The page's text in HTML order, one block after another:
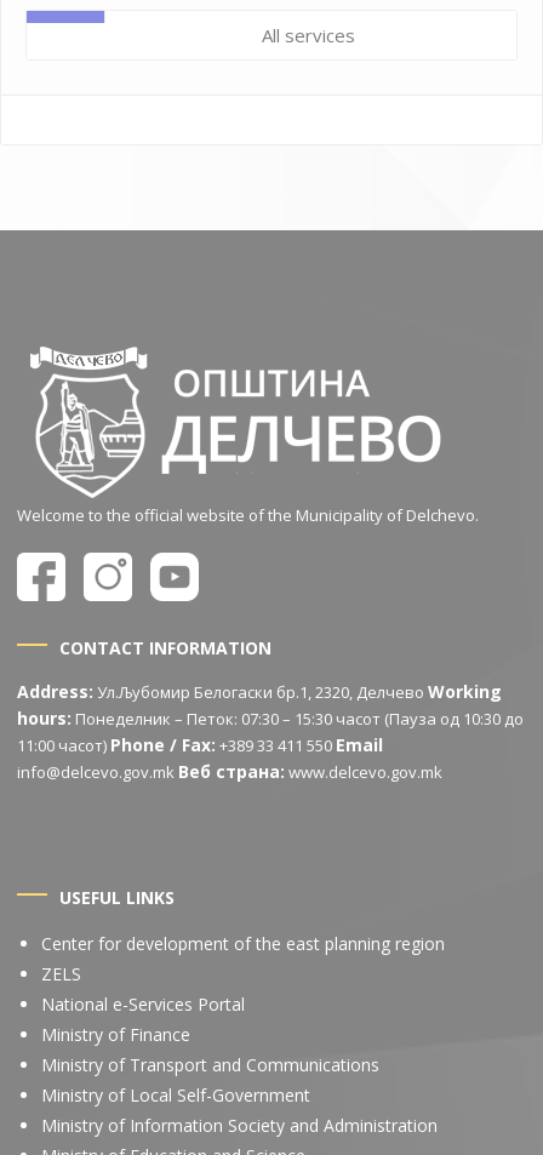
All services
Welcome to the official website of the Municipality of Delchevo.
CONTACT INFORMATION
Address: Ул.Љубомир Белогаски бр.1, 2320, ДелчевоWorking
hours: Понеделник – Петок: 07:30 – 15:30 часот (Пауза од 10:30 до
11:00 часот) Phone / Fax: +389 33 411 550 Email
info@delcevo.gov.mk Веб страна: www.delcevo.gov.mk
USEFUL LINKS
Center for development of the east planning region
ZELS
National e-Services Portal
Ministry of Finance
Ministry of Transport and Communications
Ministry of Local Self-Government
Ministry of Information Society and Administration